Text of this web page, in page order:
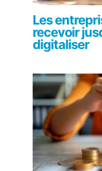
Les
recevoir
digitaliser